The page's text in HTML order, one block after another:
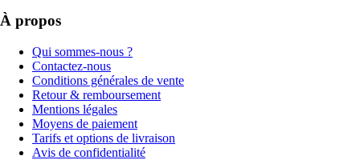
À propos
Qui sommes-nous ?
Contactez-nous
Conditions générales de vente
Retour & remboursement
Mentions légales
Moyens de paiement
Tarifs et options de livraison
Avis de confidentialité